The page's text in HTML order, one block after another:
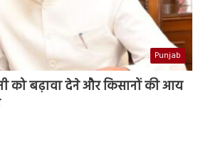
Punjab
को बढ़ावा देने और किसानों की आय